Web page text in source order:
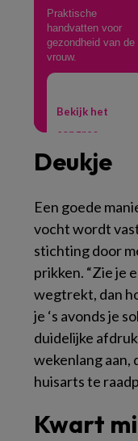
Praktische
handvatten voor
gezondheid van de
vrouw.
Bekijk het
congres →
Deukje
Een goede
vocht wordt
stichting door
prikken. “Zie je
wegtrekt, dan
je ‘s avonds je
duidelijke
wekenlang aan,
huisarts te
Kwart